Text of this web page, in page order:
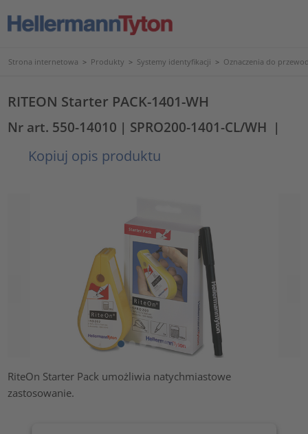
Strona internetowa > Produkty > Systemy identyfikacji > Oznaczenia do
RITEON Starter PACK-1401-WH
Nr art. 550-14010 | SPRO200-1401-CL/WH |
Kopiuj opis produktu
RiteOn Starter Pack umożliwia natychmiastowe
zastosowanie.